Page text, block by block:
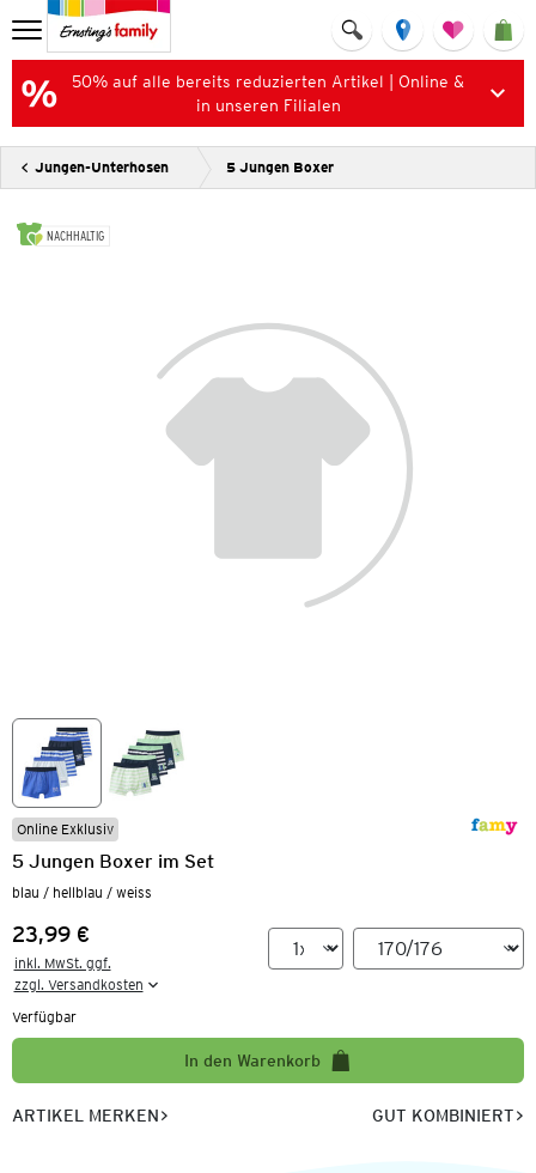
50% auf alle bereits reduzierten Artikel | Online &
in unseren Filialen
Jungen-Unterhosen 5 Jungen Boxer
NACHHALTIG
Online Exklusiv
5 Jungen Boxer im Set
blau / hellblau / weiss
Preis:
23,99 €
inkl. MwSt. ggf.
zzgl. Versandkosten
Verfügbar
In den Warenkorb
ARTIKEL MERKEN GUT KOMBINIERT